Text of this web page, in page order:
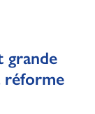
grande
réforme